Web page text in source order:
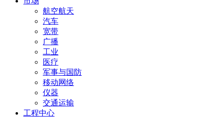
航空航天
汽车
宽带
广播
工业
医疗
军事与国防
移动网络
仪器
交通运输
工程中心